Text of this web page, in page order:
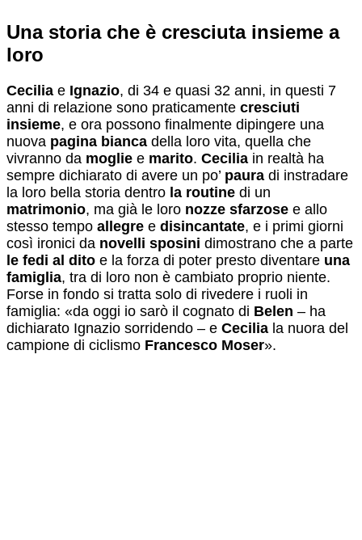
Una storia che è cresciuta insieme a
loro
Cecilia e Ignazio, di 34 e quasi 32 anni, in questi 7
anni di relazione sono praticamente cresciuti
insieme, e ora possono finalmente dipingere una
nuova pagina bianca della loro vita, quella che
vivranno da moglie e marito. Cecilia in realtà ha
sempre dichiarato di avere un po’ paura di instradare
la loro bella storia dentro la routine di un
matrimonio, ma già le loro nozze sfarzose e allo
stesso tempo allegre e disincantate, e i primi giorni
così ironici da novelli sposini dimostrano che a parte
le fedi al dito e la forza di poter presto diventare una
famiglia, tra di loro non è cambiato proprio niente.
Forse in fondo si tratta solo di rivedere i ruoli in
famiglia: «da oggi io sarò il cognato di Belen – ha
dichiarato Ignazio sorridendo – e Cecilia la nuora del
campione di ciclismo Francesco Moser».